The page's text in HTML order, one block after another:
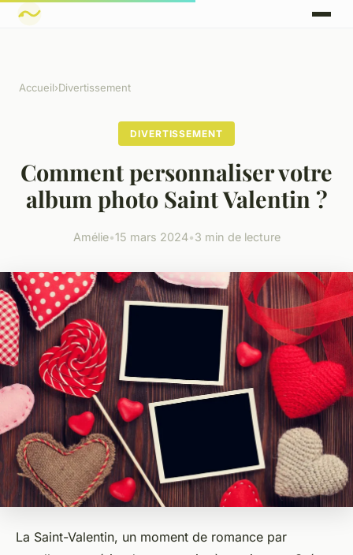
Accueil›Divertissement
DIVERTISSEMENT
Comment personnaliser votre
album photo Saint Valentin ?
Amélie•15 mars 2024•3 min de lecture
La Saint-Valentin, un moment de romance par